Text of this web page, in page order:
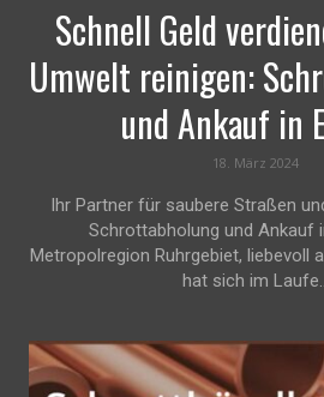
Schnell Geld
Umwelt reinigen:
und Ankauf in
18. März 2024
Ihr Partner für saubere Straßen
Schrottabholung und Ankauf
Metropolregion Ruhrgebiet, liebevoll
hat sich im